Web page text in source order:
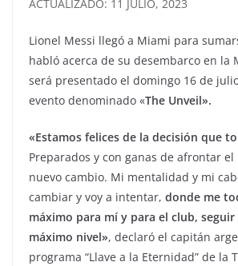
ACTUALIZADO: 11 JULIO, 2023
Lionel Messi llegó a Miami para
habló acerca de su desembarco en la
será presentado el domingo 16 de
evento denominado «The Unveil».
«Estamos felices de la decisión que
Preparados y con ganas de afrontar
nuevo cambio. Mi mentalidad y mi
cambiar y voy a intentar, donde me
máximo para mí y para el club,
máximo nivel», declaró el capitán
programa “Llave a la Eternidad” de la